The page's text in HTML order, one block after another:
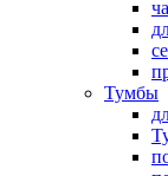
Тумбы